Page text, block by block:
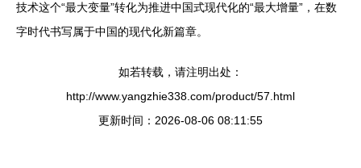
技术这个“最大变量”转化为推进中国式现代化的“最大增量”，在数
字时代书写属于中国的现代化新篇章。
如若转载，请注明出处：
http://www.yangzhie338.com/product/57.html
更新时间：2026-08-06 08:11:55